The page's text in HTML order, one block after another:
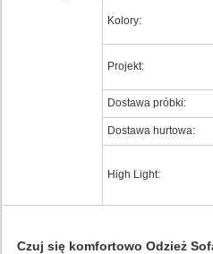
Kolory:
Projekt:
Dostawa próbki:
Dostawa hurtowa:
High Light:
Czuj się komfortowo Odzież